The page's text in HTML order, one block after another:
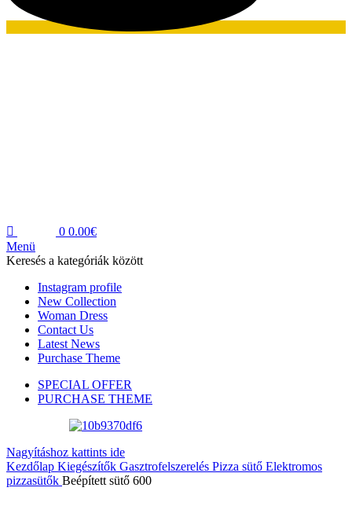
0 0.00€
Menü
Keresés a kategóriák között
Instagram profile
New Collection
Woman Dress
Contact Us
Latest News
Purchase Theme
SPECIAL OFFER
PURCHASE THEME
Nagyításhoz kattints ide
Kezdőlap Kiegészítők Gasztrofelszerelés Pizza sütő Elektromos
pizzasütők Beépített sütő 600